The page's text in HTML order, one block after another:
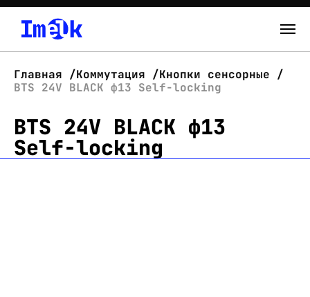
О нас
Новости
Главная Коммутация
Кнопки сенсорные
BTS 24V BLACK ф13 Self-locking
BTS 24V BLACK ф13
Self-locking